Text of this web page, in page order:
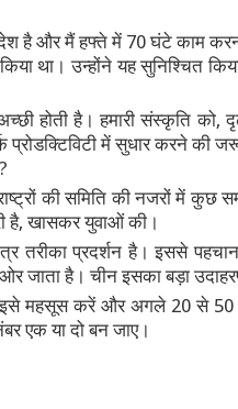
है और मैं हफ्ते में 70 घंटे काम
था। उन्होंने यह सुनिश्चित
होती है। हमारी संस्कृति को,
प्रोडक्टिविटी में सुधार करने की
की समिति की नजरों में कुछ
है, खासकर युवाओं की।
तरीका प्रदर्शन है। इससे
जाता है। चीन इसका बड़ा
महसूस करें और अगले 20 से 50
एक या दो बन जाए।